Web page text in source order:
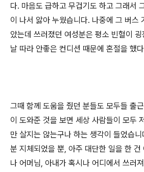
다. 마음도 급하고 무겁기도 하고 그래서
이 나서 앓아 누웠습니다. 나중에 그 버스
았는데 쓰러졌던 여성분은 평소 빈혈이
날 따라 안좋은 컨디션 때문에 혼절을 했
그때 함께 도움을 줬던 분들도 모두들 출
이 도와준 것을 보면 세상 사람들이 모두
만 살지는 않는구나 하는 생각이 들었습
분 지체되었을 뿐, 아주 대단한 일을 한 건
나 어머님, 아내가 혹시나 어디에서 쓰러